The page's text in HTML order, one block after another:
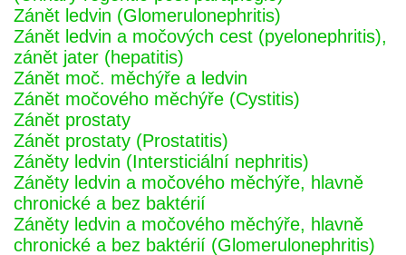
Zánět ledvin (Glomerulonephritis)
Zánět ledvin a močových cest (pyelonephritis),
zánět jater (hepatitis)
Zánět moč. měchýře a ledvin
Zánět močového měchýře (Cystitis)
Zánět prostaty
Zánět prostaty (Prostatitis)
Záněty ledvin (Intersticiální nephritis)
Záněty ledvin a močového měchýře, hlavně
chronické a bez baktérií
Záněty ledvin a močového měchýře, hlavně
chronické a bez baktérií (Glomerulonephritis)